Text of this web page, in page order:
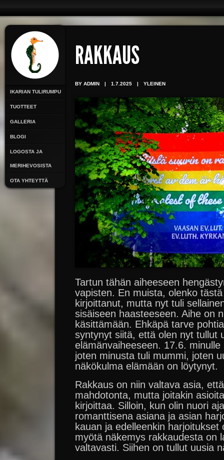
IKARIAN TULIRUMPU
TUOTTEET
GALLERIA
BLOGI
LOGOSTA JA
MERIHEVOSISTA
OTA YHTEYTTÄ
RAKKAUS
BY ADMIN | 1.7.2025 | YLEINEN
Tartun tähän aiheeseen
vapisten. En muista, olenko
kirjoittanut, mutta nyt tuli
sisäiseen haasteeseen. Aihe on
käsittämään. Ehkäpä tarve
syntynyt siitä, että olen nyt tullut
elämänvaiheeseen. 17.6.
joten minusta tuli mummi, joten
näkökulma elämään on löytynyt.
Rakkaus on niin valtava asia,
mahdotonta, mutta joitakin
kirjoittaa. Silloin, kun olin nuori
romanttisena asiana ja asian
kauan ja edelleenkin
myötä näkemys rakkaudesta on
valtavasti. Siihen on tullut uusia